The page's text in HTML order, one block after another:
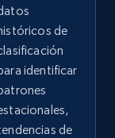
de
identificar
de